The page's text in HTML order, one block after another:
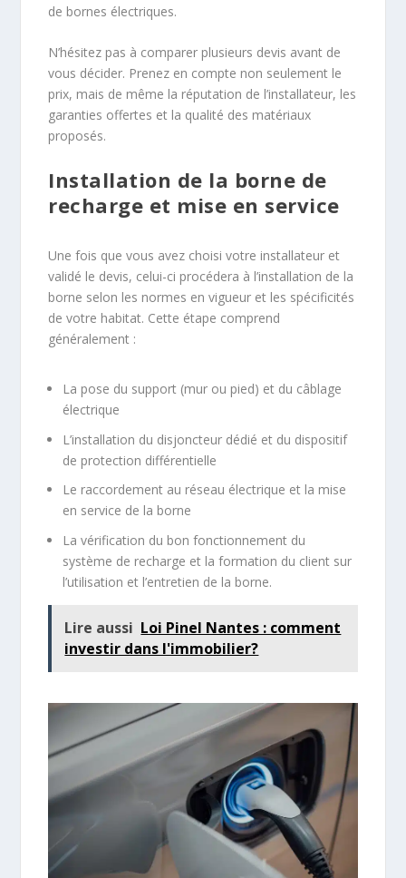
de bornes électriques.
N’hésitez pas à comparer plusieurs devis avant de
vous décider. Prenez en compte non seulement le
prix, mais de même la réputation de l’installateur, les
garanties offertes et la qualité des matériaux
proposés.
Installation de la borne de
recharge et mise en service
Une fois que vous avez choisi votre installateur et
validé le devis, celui-ci procédera à l’installation de la
borne selon les normes en vigueur et les spécificités
de votre habitat. Cette étape comprend
généralement :
La pose du support (mur ou pied) et du câblage
électrique
L’installation du disjoncteur dédié et du dispositif
de protection différentielle
Le raccordement au réseau électrique et la mise
en service de la borne
La vérification du bon fonctionnement du
système de recharge et la formation du client sur
l’utilisation et l’entretien de la borne.
Lire aussi Loi Pinel Nantes : comment
investir dans l'immobilier?